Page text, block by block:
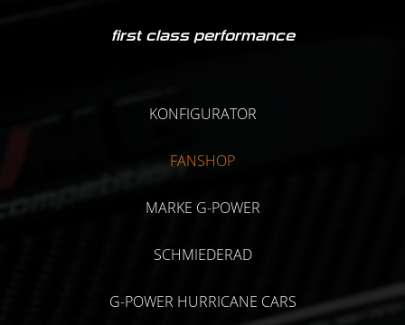
first class performance
KONFIGURATOR
FANSHOP
MARKE G-POWER
SCHMIEDERAD
G-POWER HURRICANE CARS